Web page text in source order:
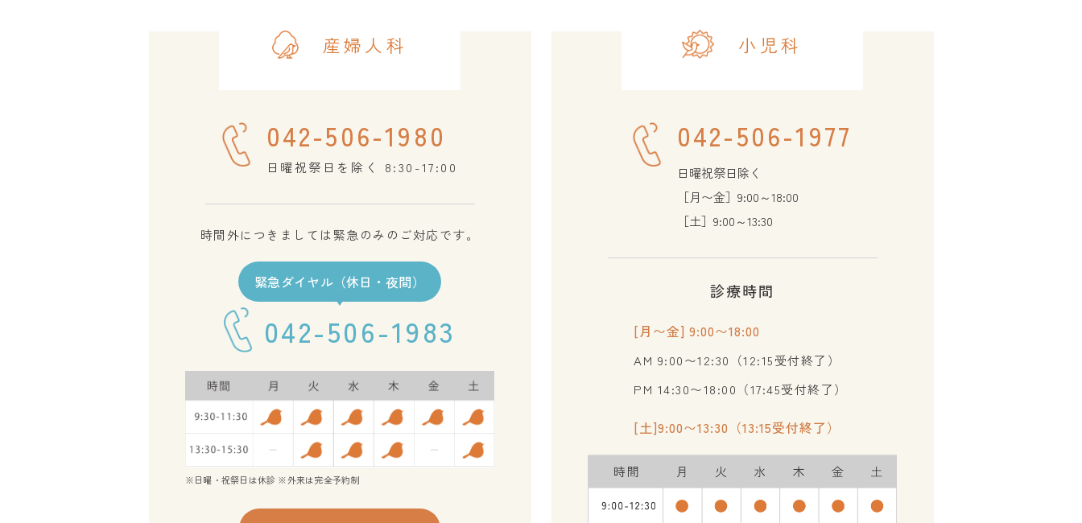
産婦人科
042-506-1980
日曜祝祭日を除く 8:30-17:00
時間外につきましては緊急のみのご対応です。
緊急ダイヤル（休日・夜間）
042-506-1983
※日曜・祝祭日は休診 ※外来は完全予約制
小児科
042-506-1977
日曜祝祭日除く
［月〜金］9:00～18:00
［土］9:00～13:30
診療時間
[月〜金] 9:00〜18:00
AM 9:00〜12:30（12:15受付終了）
PM 14:30〜18:00（17:45受付終了）
[土]9:00〜13:30（13:15受付終了）